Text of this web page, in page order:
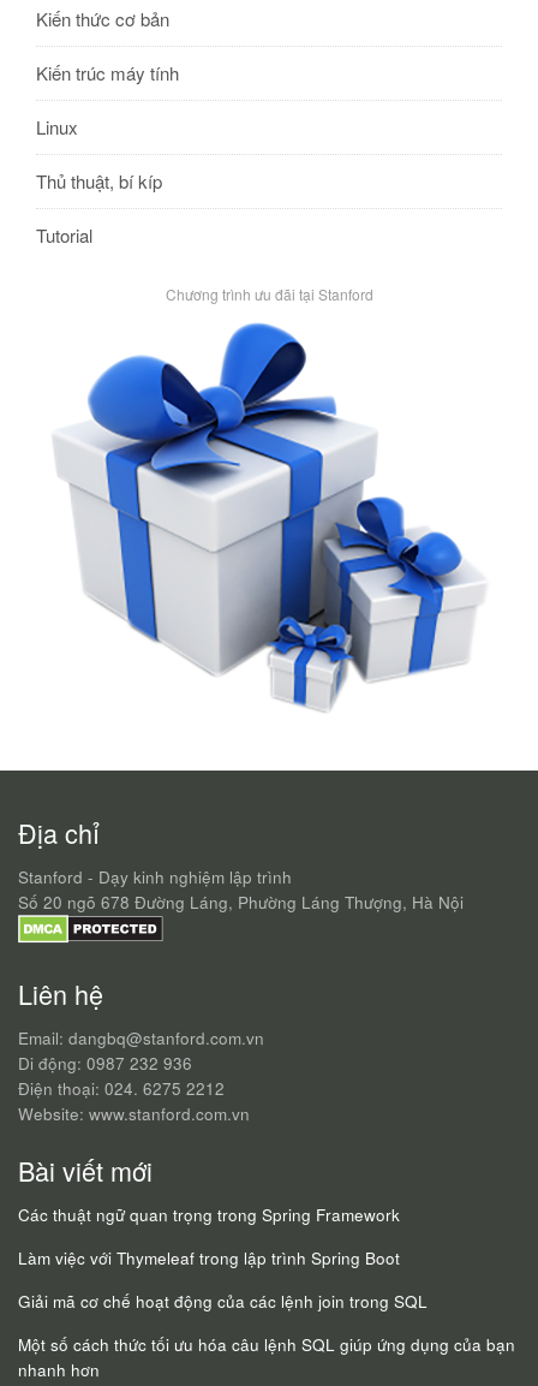
Kiến thức cơ bản
Kiến trúc máy tính
Linux
Thủ thuật, bí kíp
Tutorial
Chương trình ưu đãi tại Stanford
Địa chỉ
Stanford - Dạy kinh nghiệm lập trình
Số 20 ngõ 678 Đường Láng, Phường Láng Thượng, Hà Nội
Liên hệ
Email: dangbq@stanford.com.vn
Di động: 0987 232 936
Điện thoại: 024. 6275 2212
Website: www.stanford.com.vn
Bài viết mới
Các thuật ngữ quan trọng trong Spring Framework
Làm việc với Thymeleaf trong lập trình Spring Boot
Giải mã cơ chế hoạt động của các lệnh join trong SQL
Một số cách thức tối ưu hóa câu lệnh SQL giúp ứng dụng của bạn
nhanh hơn